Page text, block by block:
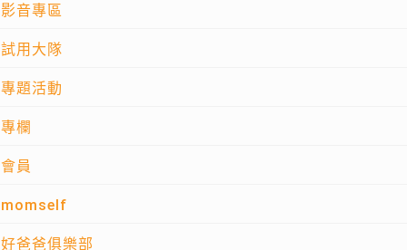
影音專區
試用大隊
專題活動
專欄
會員
momself
好爸爸俱樂部